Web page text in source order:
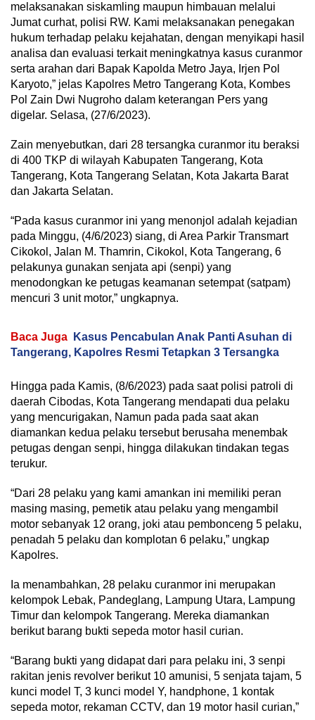
melaksanakan siskamling maupun himbauan melalui
Jumat curhat, polisi RW. Kami melaksanakan penegakan
hukum terhadap pelaku kejahatan, dengan menyikapi hasil
analisa dan evaluasi terkait meningkatnya kasus curanmor
serta arahan dari Bapak Kapolda Metro Jaya, Irjen Pol
Karyoto,” jelas Kapolres Metro Tangerang Kota, Kombes
Pol Zain Dwi Nugroho dalam keterangan Pers yang
digelar. Selasa, (27/6/2023).
Zain menyebutkan, dari 28 tersangka curanmor itu beraksi
di 400 TKP di wilayah Kabupaten Tangerang, Kota
Tangerang, Kota Tangerang Selatan, Kota Jakarta Barat
dan Jakarta Selatan.
“Pada kasus curanmor ini yang menonjol adalah kejadian
pada Minggu, (4/6/2023) siang, di Area Parkir Transmart
Cikokol, Jalan M. Thamrin, Cikokol, Kota Tangerang, 6
pelakunya gunakan senjata api (senpi) yang
menodongkan ke petugas keamanan setempat (satpam)
mencuri 3 unit motor,” ungkapnya.
Baca Juga
Kasus Pencabulan Anak Panti Asuhan di
Tangerang, Kapolres Resmi Tetapkan 3 Tersangka
Hingga pada Kamis, (8/6/2023) pada saat polisi patroli di
daerah Cibodas, Kota Tangerang mendapati dua pelaku
yang mencurigakan, Namun pada pada saat akan
diamankan kedua pelaku tersebut berusaha menembak
petugas dengan senpi, hingga dilakukan tindakan tegas
terukur.
“Dari 28 pelaku yang kami amankan ini memiliki peran
masing masing, pemetik atau pelaku yang mengambil
motor sebanyak 12 orang, joki atau pembonceng 5 pelaku,
penadah 5 pelaku dan komplotan 6 pelaku,” ungkap
Kapolres.
Ia menambahkan, 28 pelaku curanmor ini merupakan
kelompok Lebak, Pandeglang, Lampung Utara, Lampung
Timur dan kelompok Tangerang. Mereka diamankan
berikut barang bukti sepeda motor hasil curian.
“Barang bukti yang didapat dari para pelaku ini, 3 senpi
rakitan jenis revolver berikut 10 amunisi, 5 senjata tajam, 5
kunci model T, 3 kunci model Y, handphone, 1 kontak
sepeda motor, rekaman CCTV, dan 19 motor hasil curian,”